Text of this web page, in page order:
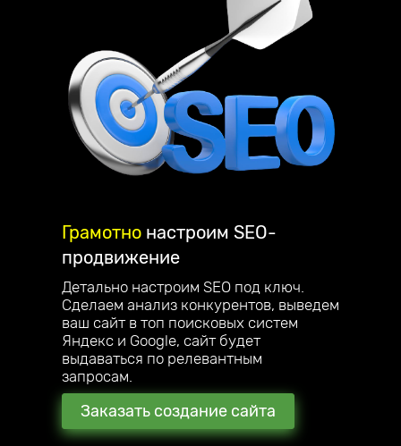
Грамотно настроим SEO-
продвижение
Детально настроим SEO под ключ.
Сделаем анализ конкурентов, выведем
ваш сайт в топ поисковых систем
Яндекс и Google, сайт будет
выдаваться по релевантным
запросам.
Заказать создание сайта